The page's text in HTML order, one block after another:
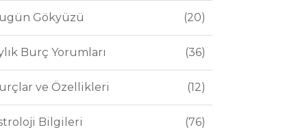
Gökyüzü 20
Burç Yorumları 36
ve Özellikleri 12
Bilgileri 76